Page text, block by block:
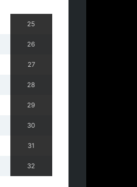
25
26
27
28
29
30
31
32